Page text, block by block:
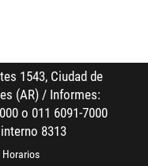
1543, Ciudad de
(AR) / Informes:
o 011 6091-7000
8313
Horarios